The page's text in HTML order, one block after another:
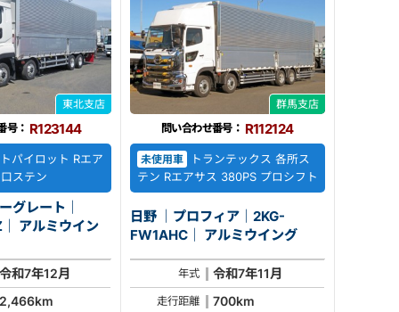
東北支店
号： R123144
パイロット Rエア
ステン
グレート｜
ン
令和7年12月
2,466km
群馬支店
問い合わせ番号： R112124
未使用車
トランテックス 各所ス
テン Rエアサス 380PS プロシフト
日野 ｜プロフィア｜2KG-
FW1AHC｜ アルミウイング
年式 令和7年11月
走行距離 700km